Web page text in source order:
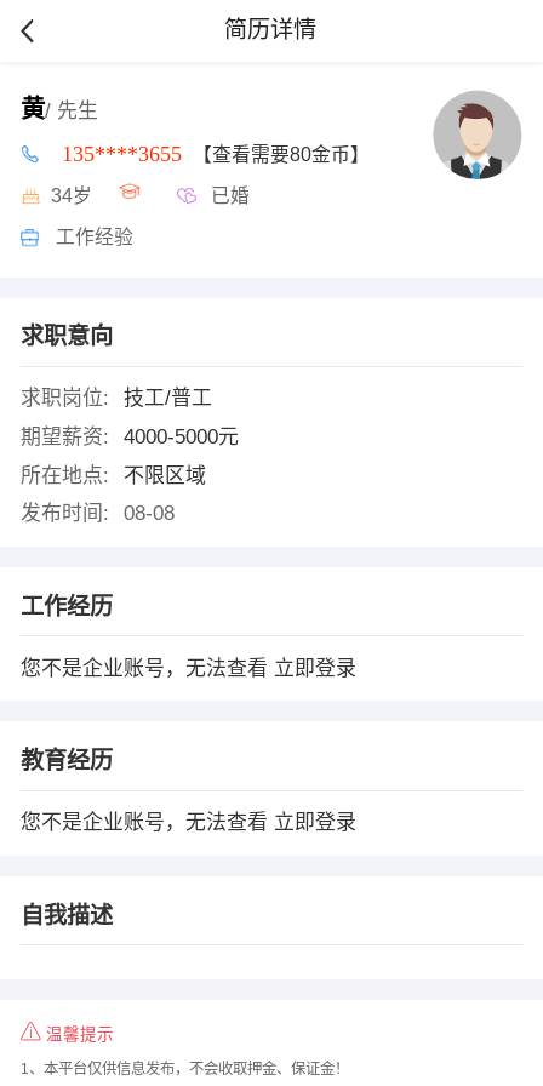
简历详情
黄/ 先生
135****3655 【查看需要80金币】
34岁 已婚
工作经验
求职意向
求职岗位:
技工/普工
期望薪资:
4000-5000元
所在地点:
不限区域
发布时间:
08-08
工作经历
您不是企业账号，无法查看 立即登录
教育经历
您不是企业账号，无法查看 立即登录
自我描述
温馨提示
1、本平台仅供信息发布，不会收取押金、保证金！